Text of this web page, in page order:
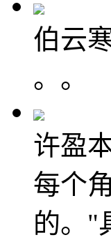
伯云
。。
许盈
每个
的。"